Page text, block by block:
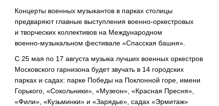
Концерты военных музыкантов в парках столицы
предваряют главные выступления военно-оркестровых
и творческих коллективов на Международном
военно-музыкальном фестивале «Спасская башня».
С 25 мая по 17 августа музыка лучших военных оркестров
Московского гарнизона будет звучать в 14 городских
парках и садах: парке Победы на Поклонной горе, имени
Горького, «Сокольники», «Музеон», «Красная Пресня»,
«Фили», «Кузьминки» и «Зарядье», садах «Эрмитаж»